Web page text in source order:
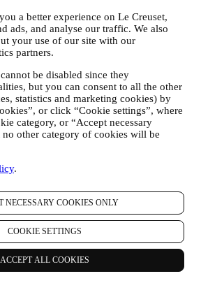
a better experience on Le Creuset,
ads, and analyse our traffic. We also
your use of our site with our
partners.
be disabled since they
but you can consent to all the other
statistics and marketing cookies) by
or click “Cookie settings”, where
category, or “Accept necessary
other category of cookies will be
.
NECESSARY COOKIES ONLY
COOKIE SETTINGS
ACCEPT ALL COOKIES
personvern, og denne meldingen
inn og behandler dine
med EU-lovgivningen om personvern
2016/679) og den
i ditt land, territorium eller sted
samler vi inn fra deg?
alle opplysninger knyttet til deg og som
deg, enten direkte eller i
opplysninger.
fra barn. Du må være 18
fra deg når du bruker
nettstedet eller i en av våre Le Creuset
og Outlet) eller abonnerer på vårt
din forespørsel eller ditt samtykke, kan
postadresse, fødselsdato, og andre
og telefonnummer), for å registrere en